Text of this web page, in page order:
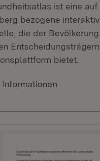
ist eine auf
bezogene
die der
bietet.
Informationen